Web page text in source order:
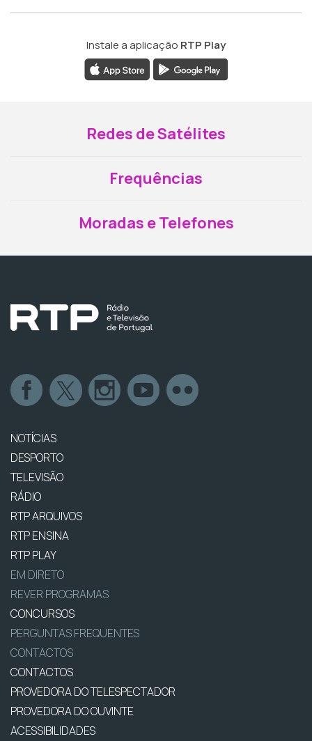
Instale a aplicação RTP Play
Redes de Satélites
Frequências
Moradas e Telefones
NOTÍCIAS
DESPORTO
TELEVISÃO
RÁDIO
RTP ARQUIVOS
RTP ENSINA
RTP PLAY
EM DIRETO
REVER PROGRAMAS
CONCURSOS
PERGUNTAS FREQUENTES
CONTACTOS
CONTACTOS
PROVEDORA DO TELESPECTADOR
PROVEDORA DO OUVINTE
ACESSIBILIDADES